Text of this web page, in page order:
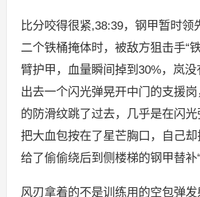
比分咬得很紧,38:39，钢甲暂时领
二个铁桶掩体时，被敌方狙击手“
臂护甲，血量瞬间掉到30%，岚
出去一个闪光弹晃开中门的支援
的防滑纹跳了过去，几乎是在闪光
把大血包按在了星芒胸口，自己
给了偷偷绕后到侧楼梯的钢甲替补“
风刃拿着的不是训练用的空包弹